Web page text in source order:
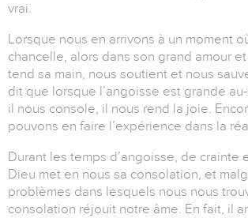
vrai.
Lorsque nous en arrivons à un moment
chancelle, alors dans son grand amour
tend sa main, nous soutient et nous
dit que lorsque l’angoisse est grande
il nous console, il nous rend la joie.
pouvons en faire l’expérience dans la
Durant les temps d’angoisse, de crainte
Dieu met en nous sa consolation, et
problèmes dans lesquels nous nous
consolation réjouit notre âme. En fait, il